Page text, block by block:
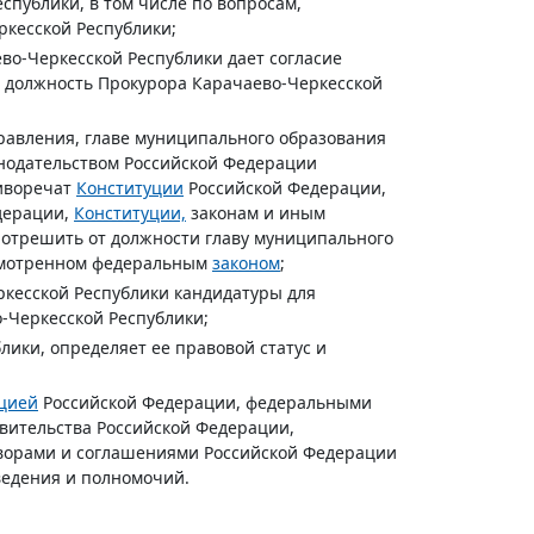
Республики;
Черкесской Республики дает согласие
Прокурора Карачаево-Черкесской
главе муниципального образования
Российской Федерации
Конституции Российской Федерации,
Конституции, законам и иным
от должности главу муниципального
федеральным законом;
Республики кандидатуры для
Республики;
определяет ее правовой статус и
Российской Федерации, федеральными
Российской Федерации,
и соглашениями Российской Федерации
и полномочий.